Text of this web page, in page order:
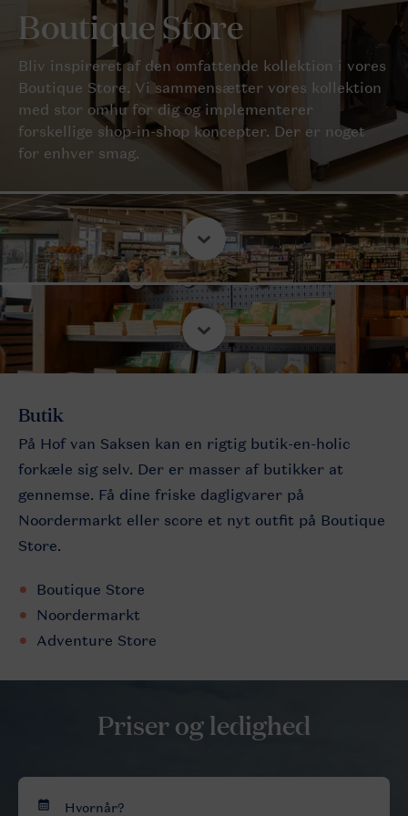
Boutique Store
Bliv inspireret af den omfattende kollektion i vores
Boutique Store. Vi sammensætter vores kollektion
med stor omhu for dig og implementerer
forskellige shop-in-shop koncepter. Der er noget
for enhver smag.
Butik
På Hof van Saksen kan en rigtig butik-en-holic
forkæle sig selv. Der er masser af butikker at
gennemse. Få dine friske dagligvarer på
Noordermarkt eller score et nyt outfit på Boutique
Store.
Boutique Store
Noordermarkt
Adventure Store
Priser og ledighed